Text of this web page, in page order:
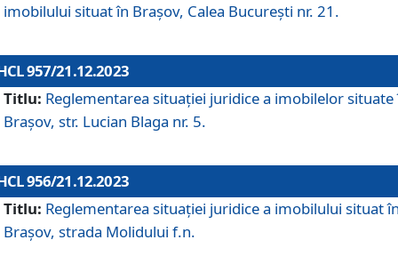
imobilului situat în Brașov, Calea București nr. 21.
957/21.12.2023
Titlu: Reglementarea situației juridice a imobilelor situate
Brașov, str. Lucian Blaga nr. 5.
956/21.12.2023
Titlu: Reglementarea situației juridice a imobilului situat
Brașov, strada Molidului f.n.